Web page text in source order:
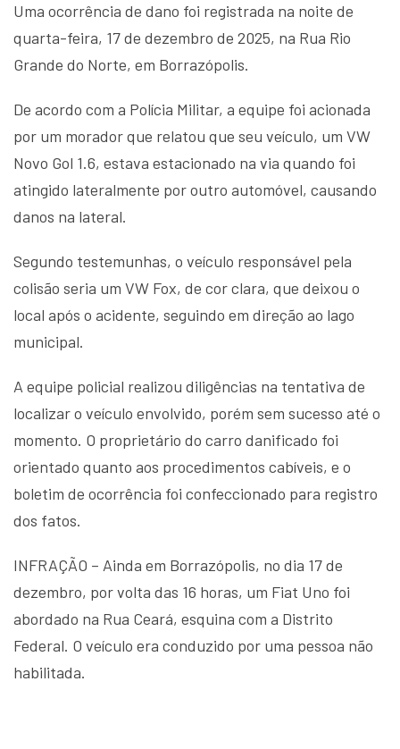
Uma ocorrência de dano foi registrada na noite de
quarta-feira, 17 de dezembro de 2025, na Rua Rio
Grande do Norte, em Borrazópolis.
De acordo com a Polícia Militar, a equipe foi acionada
por um morador que relatou que seu veículo, um VW
Novo Gol 1.6, estava estacionado na via quando foi
atingido lateralmente por outro automóvel, causando
danos na lateral.
Segundo testemunhas, o veículo responsável pela
colisão seria um VW Fox, de cor clara, que deixou o
local após o acidente, seguindo em direção ao lago
municipal.
A equipe policial realizou diligências na tentativa de
localizar o veículo envolvido, porém sem sucesso até o
momento. O proprietário do carro danificado foi
orientado quanto aos procedimentos cabíveis, e o
boletim de ocorrência foi confeccionado para registro
dos fatos.
INFRAÇÃO – Ainda em Borrazópolis, no dia 17 de
dezembro, por volta das 16 horas, um Fiat Uno foi
abordado na Rua Ceará, esquina com a Distrito
Federal. O veículo era conduzido por uma pessoa não
habilitada.